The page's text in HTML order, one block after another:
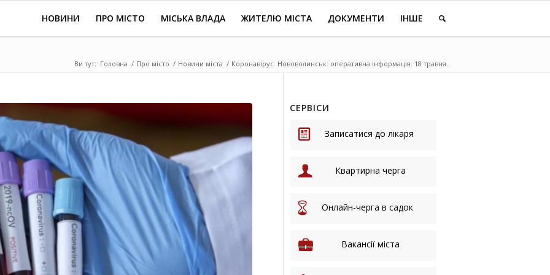
НОВИНИ ПРО МІСТО МІСЬКА ВЛАДА ЖИТЕЛЮ МІСТА ДОКУМЕНТИ ІНШЕ
Ви тут: Головна / Про місто / Новини міста / Коронавірус. Нововолинськ: оперативна інформація. 18 травня ...
СЕРВІСИ
Записатися до лікаря
Квартирна черга
Онлайн-черга в садок
Вакансії міста